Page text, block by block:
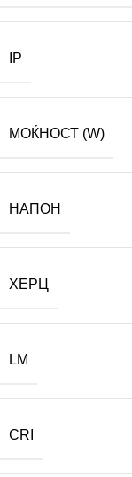
IP
МОЌНОСТ (W)
НАПОН
ХЕРЦ
LM
CRI